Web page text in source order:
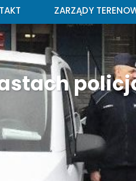
ZARZĄDY